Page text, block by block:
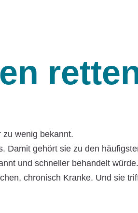
wenig bekannt.
gehört sie zu den
und schneller behandelt
chronisch Kranke. Und sie